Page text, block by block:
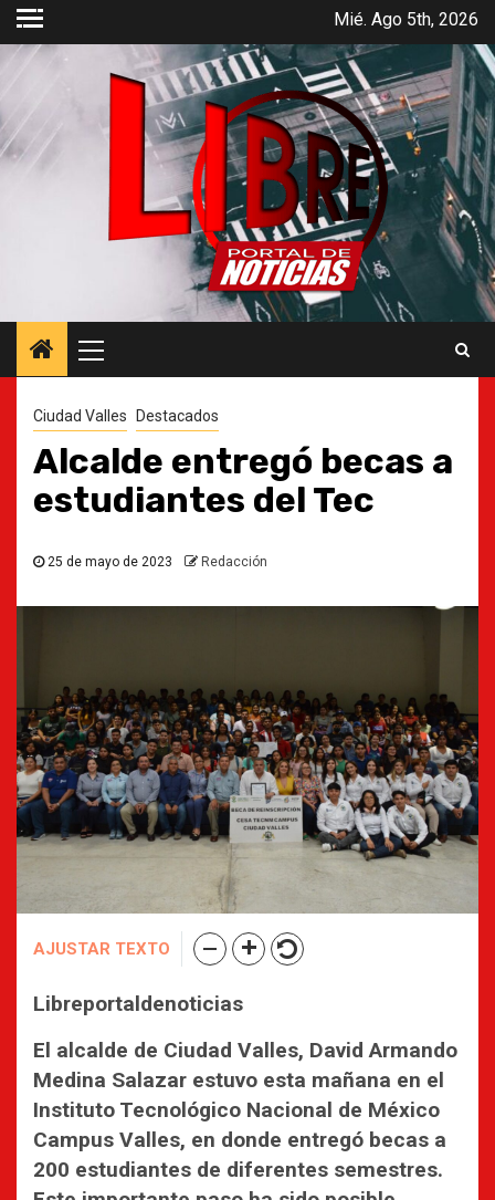
Saltar
contenido
Mié. Ago 5th, 2026
principal
Ciudad Valles Destacados
Alcalde entregó becas a
estudiantes del Tec
25 de mayo de 2023 Redacción
AJUSTAR TEXTO
Libreportaldenoticias
El alcalde de Ciudad Valles, David Armando
Medina Salazar estuvo esta mañana en el
Instituto Tecnológico Nacional de México
Campus Valles, en donde entregó becas a
200 estudiantes de diferentes semestres.